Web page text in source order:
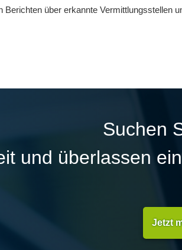
Berichten über erkannte
Suchen
und überlassen
Jetzt